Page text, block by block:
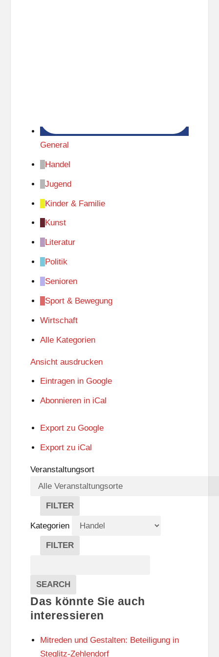
General
Handel
Jugend
Kinder & Familie
Kunst
Literatur
Politik
Senioren
Sport & Bewegung
Wirtschaft
Alle Kategorien
Ansicht ausdrucken
Eintragen in Google
Abonnieren in iCal
Export zu Google
Export zu iCal
Veranstaltungsort
FILTER
V
E
R
A
A
L
T
U
S
O
Kategorien
FILTER
E
G
O
R
N
Veranstaltungen
SEARCH
Das könnte Sie auch
interessieren
Mitreden und Gestalten: Beteiligung in
Steglitz-Zehlendorf